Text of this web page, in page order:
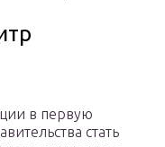
в первую
стать